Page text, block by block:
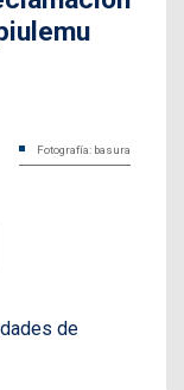
Fotografía: basura
de